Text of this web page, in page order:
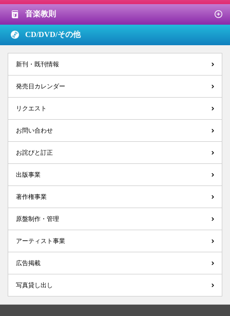
音楽教則
CD/DVD/その他
新刊・既刊情報
発売日カレンダー
リクエスト
お問い合わせ
お詫びと訂正
出版事業
著作権事業
原盤制作・管理
アーティスト事業
広告掲載
写真貸し出し